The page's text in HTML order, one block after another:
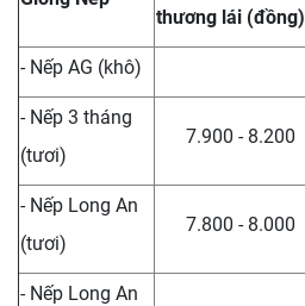
thương lái (đồng)
- Nếp AG (khô)
- Nếp 3 tháng
(tươi)
7.900 - 8.200
- Nếp Long An
(tươi)
7.800 - 8.000
- Nếp Long An